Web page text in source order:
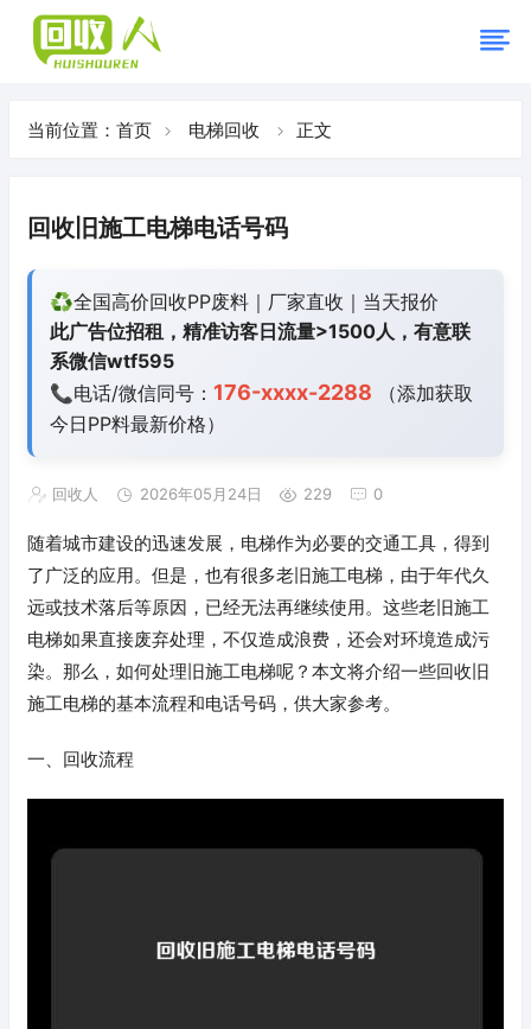
当前位置： 首页 电梯回收 正文
回收旧施工电梯电话号码
♻️全国高价回收PP废料｜厂家直收｜当天报价
此广告位招租，精准访客日流量>1500人，有意联
系微信wtf595
📞电话/微信同号： 176-xxxx-2288 （添加获取
今日PP料最新价格）
回收人 2026年05月24日 229 0
随着城市建设的迅速发展，电梯作为必要的交通工具，得到
了广泛的应用。但是，也有很多老旧施工电梯，由于年代久
远或技术落后等原因，已经无法再继续使用。这些老旧施工
电梯如果直接废弃处理，不仅造成浪费，还会对环境造成污
染。那么，如何处理旧施工电梯呢？本文将介绍一些回收旧
施工电梯的基本流程和电话号码，供大家参考。
一、回收流程